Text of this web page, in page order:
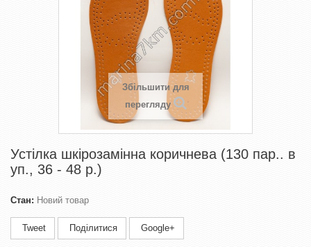
Збільшити для
перегляду
Устілка шкірозамінна коричнева (130 пар.. в
уп., 36 - 48 р.)
Стан: Новий товар
Tweet Поділитися Google+